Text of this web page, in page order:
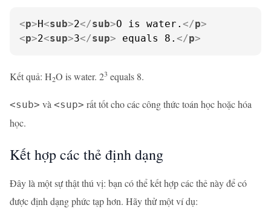
<p>H<sub>2</sub>O is water. </p>
<p>2<sup>3</sup> equals 8. </p>
Kết quả: H2O is water. 23 equals 8.
<sub> và <sup> rất tốt cho các công thức toán học hoặc hóa
học.
Kết hợp các thẻ định dạng
Đây là một sự thật thú vị: bạn có thể kết hợp các thẻ này để có
được định dạng phức tạp hơn. Hãy thử một ví dụ: